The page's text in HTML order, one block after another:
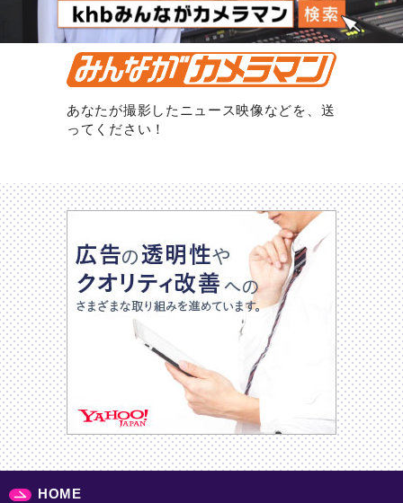
あなたが撮影したニュース映像などを、送
ってください！
HOME